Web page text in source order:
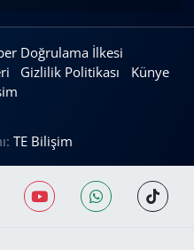
Doğrulama İlkesi
Gizlilik Politikası
Künye
TE Bilişim